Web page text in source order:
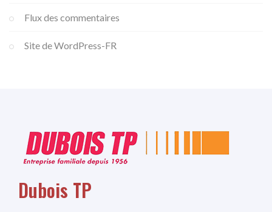
Flux des commentaires
Site de WordPress-FR
Dubois TP